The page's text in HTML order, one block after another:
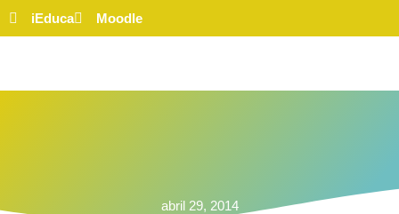
iEduca Moodle
abril 29, 2014